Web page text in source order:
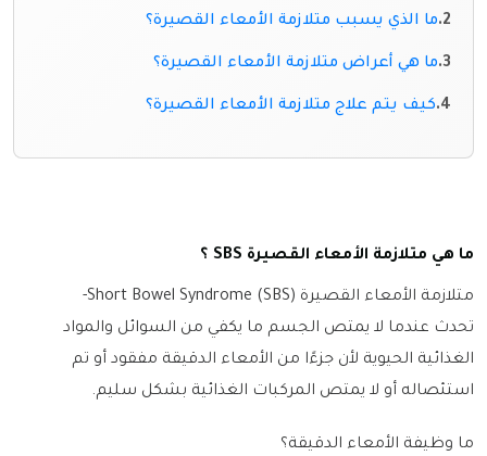
ما الذي يسبب متلازمة الأمعاء القصيرة؟
ما هي أعراض متلازمة الأمعاء القصيرة؟
كيف يتم علاج متلازمة الأمعاء القصيرة؟
ما هي متلازمة الأمعاء القصيرة SBS ؟
متلازمة الأمعاء القصيرة Short Bowel Syndrome (SBS)-
تحدث عندما لا يمتص الجسم ما يكفي من السوائل والمواد
الغذائية الحيوية لأن جزءًا من الأمعاء الدقيقة مفقود أو تم
استئصاله أو لا يمتص المركبات الغذائية بشكل سليم.
ما وظيفة الأمعاء الدقيقة؟